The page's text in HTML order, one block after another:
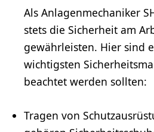
Als Anlagenmechaniker
stets die Sicherheit am
gewährleisten. Hier sind
wichtigsten
beachtet werden sollten:
Tragen von